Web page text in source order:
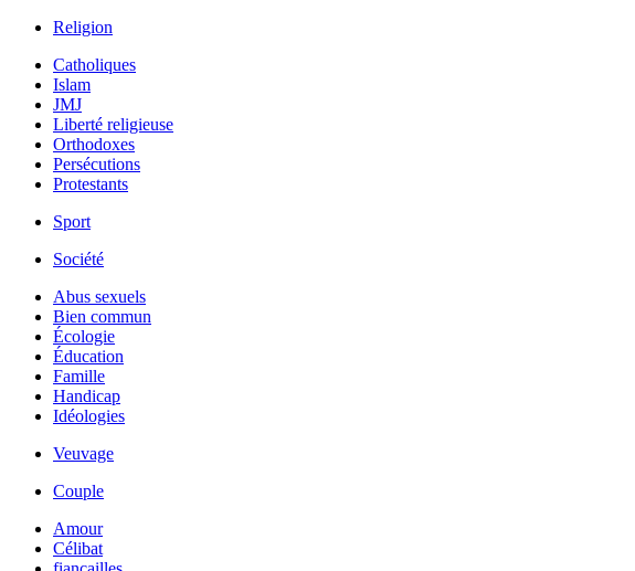
Religion
Catholiques
Islam
JMJ
Liberté religieuse
Orthodoxes
Persécutions
Protestants
Sport
Société
Abus sexuels
Bien commun
Écologie
Éducation
Famille
Handicap
Idéologies
Veuvage
Couple
Amour
Célibat